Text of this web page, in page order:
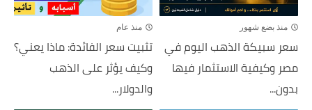
منذ بضع شهور
سعر سبيكة الذهب اليوم في
مصر وكيفية الاستثمار فيها
بدون...
منذ عام
تثبيت سعر الفائدة: ماذا يعني؟
وكيف يؤثر على الذهب
والدولار...